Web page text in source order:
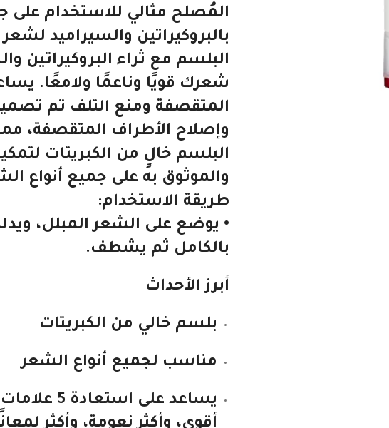
المُصلح مثالي للاستخدام على
بالبروكيراتين والسيراميد
البلسم مع ثراء البروكيراتين
شعرك قويًا وناعمًا ولامعًا.
المتقصفة ومنع التلف تم
وإصلاح الأطراف المتقصفة،
البلسم خالٍ من الكبريتات
والموثوق به على جميع أنواع
طريقة الاستخدام:
• يوضع على الشعر المبلل،
بالكامل ثم يشطف.
أبرز الأحداث
بلسم خالي من الكبريتات
مناسب لجميع أنواع الشعر
يساعد على
أقوى، وأكثر نعومة، وأكثر